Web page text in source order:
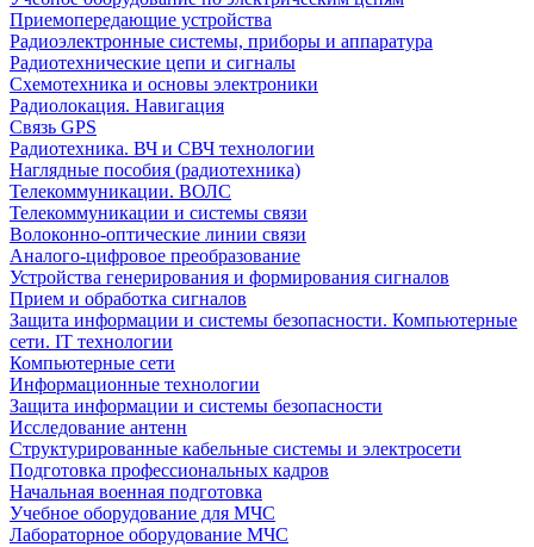
Приемопередающие устройства
Радиоэлектронные системы, приборы и аппаратура
Радиотехнические цепи и сигналы
Схемотехника и основы электроники
Радиолокация. Навигация
Связь GPS
Радиотехника. ВЧ и СВЧ технологии
Наглядные пособия (радиотехника)
Телекоммуникации. ВОЛС
Телекоммуникации и системы связи
Волоконно-оптические линии связи
Аналого-цифровое преобразование
Устройства генерирования и формирования сигналов
Прием и обработка сигналов
Защита информации и системы безопасности. Компьютерные
сети. IT технологии
Компьютерные сети
Информационные технологии
Защита информации и системы безопасности
Исследование антенн
Структурированные кабельные системы и электросети
Подготовка профессиональных кадров
Начальная военная подготовка
Учебное оборудование для МЧС
Лабораторное оборудование МЧС